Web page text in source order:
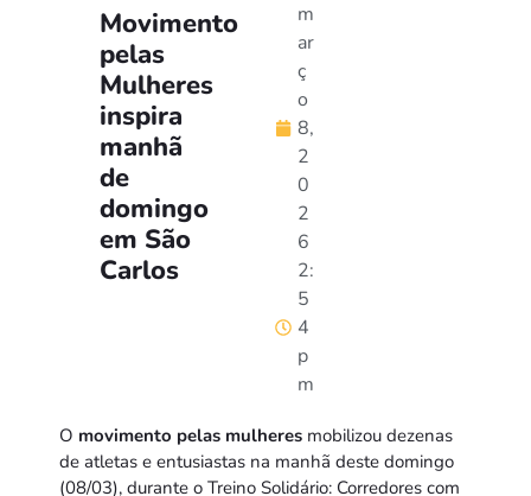
Movimento
pelas
Mulheres
inspira
manhã
de
domingo
em São
Carlos
m
ar
ç
o
8,
2
0
2
6
2:
5
4
p
m
O movimento pelas mulheres mobilizou dezenas
de atletas e entusiastas na manhã deste domingo
(08/03), durante o Treino Solidário: Corredores com